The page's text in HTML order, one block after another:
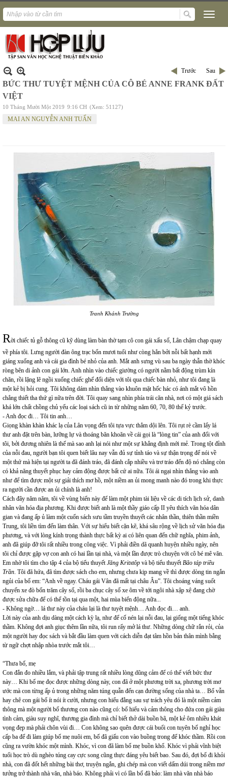
Trước Sau
BỨC THƯ TUYỆT MỆNH CỦA CÔ BÉ ANNE FRANK ĐẤT
VIỆT
10 Tháng Mười Một 2019 9:16 CH (Xem: 51127)
MAI AN NGUYỄN ANH TUẤN
Tranh Khánh Trường
Rời chiếc tủ gỗ thông cũ kỹ dùng làm bàn thờ tạm cô con gái xấu số, Lân chậm chạp quay
về phía tôi. Lưng người đàn ông trạc bốn mươi tuổi như còng hẳn bởi nỗi bất hạnh mới
giáng xuống anh và cái gia đình bé nhỏ của anh. Mắt anh sưng vù sau ba ngày thẫn thờ khóc
ròng bên di ảnh con gái lớn. Anh nhìn vào chiếc giường có người nằm bất động trùm kín
chăn, rồi lặng lẽ ngồi xuống chiếc ghế đối diện với tôi qua chiếc bàn nhỏ, như tôi đang là
một kẻ bị hỏi cung. Tôi không dám nhìn thẳng vào khuôn mặt hốc hác có ánh mắt vô hồn
chẳng thiết tha thứ gì nữa trên đời. Tôi quay sang nhìn phía trái căn nhà, nơi có một giá sách
khá lớn chất chồng chủ yếu các loại sách cũ in từ những năm 60, 70, 80 thế kỷ trước.
- Anh đọc đi… Tôi tin anh…
Giọng khàn khàn khác lạ của Lân vọng đến tôi tựa vực thẳm dội lên. Tôi rụt rè cầm lấy lá
thư anh đặt trên bàn, lưỡng lự và thoáng băn khoăn về cái gọi là “lòng tin” của anh đối với
tôi, bởi đương nhiên là thế mà sao anh lại nói như một sự khẳng định mới mẻ. Trong tột đỉnh
của nỗi đau, người bạn tôi quen biết lâu nay vẫn đủ sự tỉnh táo và sự thận trọng để nói về
một thứ mà hiện tại người ta đã đánh tráo, đã đánh cắp nhiều và trơ tráo đến độ nó chẳng còn
có khả năng thuyết phục hay cảm động được bất cứ ai nữa. Tôi ái ngại nhìn thẳng vào anh
như để tìm được một sự giải thích mơ hồ, một niềm an ủi mong manh nào đó trong khi thực
ra người cần được an ủi chính là anh!
Cách đây năm năm, tôi về vùng biển này để làm một phim tài liệu về các di tích lịch sử, danh
nhân văn hóa địa phương. Khi được biết anh là một thầy giáo cấp II yêu thích văn hóa dân
gian và đang ấp ủ làm một cuốn sách sưu tầm truyền thuyết các nhân thần, thiên thần miền
Trung, tôi liền tìm đến làm thân. Với sự hiểu biết cặn kẽ, khá sâu rộng về lịch sử văn hóa địa
phương, và với lòng kính trọng thành thực bất kỳ ai có liên quan đến chữ nghĩa, phim ảnh,
anh đã giúp đỡ tôi rất nhiều trong công việc. Vì phải điền dã quanh huyện nhiều ngày, nên
tôi chỉ được gặp vợ con anh có hai lần tại nhà, và một lần được trò chuyện với cô bé mê văn.
Em nhờ tôi tìm cho tập 4 của bộ tiểu thuyếtJăng Kritxtôp và bộ tiểu thuyếtBão táp triều
Trần. Tôi đã hứa, đã tìm được sách cho em, nhưng chưa kịp mang về thì được dòng tin ngắn
ngủi của bố em: “Anh về ngay. Cháu gái Vân đã mất tại châu Âu”. Tôi choáng váng suốt
chuyến xe đò bốn trăm cây số, rồi ba chục cây số xe ôm về tới ngôi nhà xập xệ đang chờ
được sửa chữa để có thể tồn tại qua một, hai mùa biển động nữa...
- Không ngờ… lá thư này của cháu lại là thư tuyệt mệnh… Anh đọc đi… anh.
Lời này của anh dịu dàng một cách kỳ lạ, như để cố nén lại nỗi đau, lại giống một tiếng khóc
thầm. Không đợi anh giục thêm lần nữa, tôi run rẩy mở lá thư. Những dòng chữ rắn rỏi, của
một người hay đọc sách và bắt đầu làm quen với cách diễn đạt tâm hồn bản thân mình bằng
từ ngữ chợt nhập nhòa trước mắt tôi…
“Thưa bố, mẹ
Con đắn đo nhiều lắm, và phải tập trung rất nhiều lòng dũng cảm để có thể viết bức thư
này… Khi bố mẹ đọc được những dòng này, con đã ở một phương trời xa, phương trời mơ
ước mà con từng ấp ủ trong những năm túng quẫn đến cạn đường sống của nhà ta… Bố vẫn
hay chê con gái bố ít nói ít cười, nhưng con hiểu đằng sau sự trách yêu đó là một niềm cảm
thông mà một người bố thương con nào cũng có: bố hiểu và cảm thông cho đứa con gái giàu
tình cảm, giàu suy nghĩ, thương gia đình mà chỉ biết thở dài buồn bã, một kẻ ôm nhiều khát
vọng đẹp mà phải chôn vùi đi… Con không sao quên được cái buổi con tuyên bố nghỉ học
cấp ba để đi làm giúp bố mẹ nuôi em, bố đã giấu con vào buồng trong để khóc thầm. Rồi con
cũng ra vườn khóc một mình. Khóc, vì con đã làm bố mẹ buồn khổ. Khóc vì phải vĩnh biệt
tuổi học trò dù nghèo túng cay cực song cũng thực đáng yêu biết bao. Sau đó, đợi bố đi khỏi
nhà, con đã đốt hết những bài thơ, truyện ngắn, ghi chép mà con viết dấm dúi trong niềm mơ
tưởng trở thành nhà văn, nhà báo. Không phải vì có lần bố đã bảo: làm nhà văn nhà báo